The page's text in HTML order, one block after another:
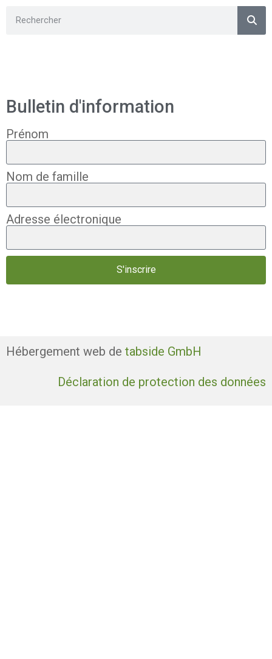
Bulletin d'information
Prénom
Nom de famille
Adresse électronique
S'inscrire
Hébergement web de tabside GmbH
Déclaration de protection des données